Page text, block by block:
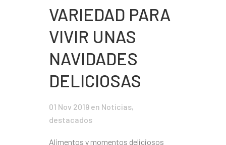
VARIEDAD PARA
VIVIR UNAS
NAVIDADES
DELICIOSAS
01 Nov 2019 en Noticias,
destacados
Alimentos y momentos deliciosos